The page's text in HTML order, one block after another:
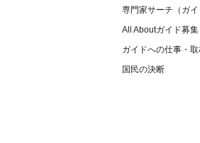
専門家サーチ（ガイ
All Aboutガイド募集
ガイドへの仕事・
国民の決断